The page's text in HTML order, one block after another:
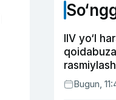
IIV yo‘l
tartibini
Bugun,